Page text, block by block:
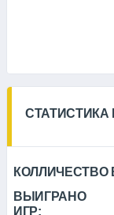
СТАТИСТИКА
КОЛЛИЧЕСТВО
ВЫИГРАНО
ИГР: